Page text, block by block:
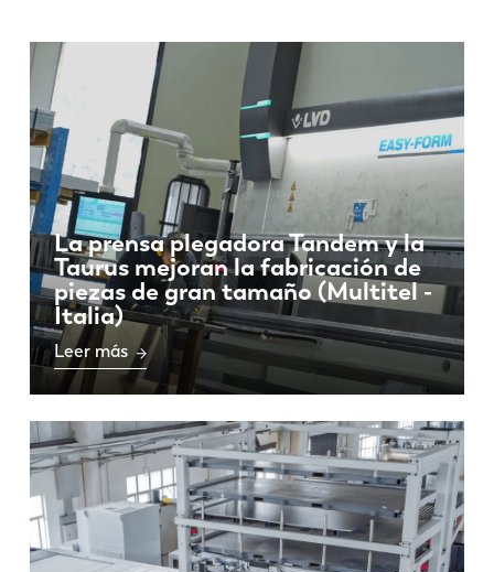
La prensa plegadora Tandem y la
Taurus mejoran la fabricación de
piezas de gran tamaño (Multitel -
Italia)
Leer más